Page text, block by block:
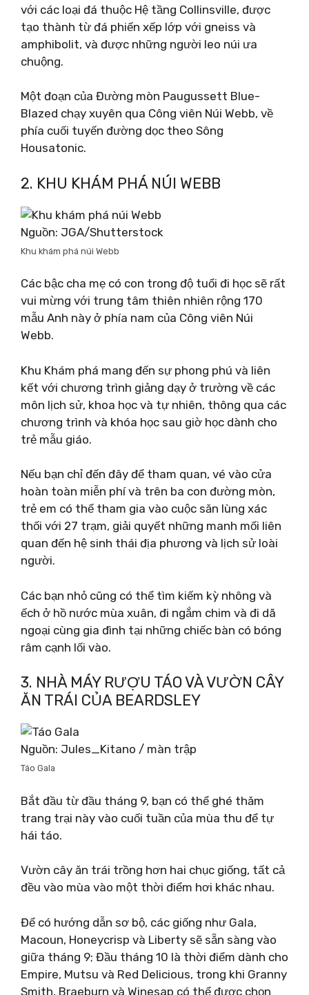
với các loại đá thuộc Hệ tầng Collinsville, được
tạo thành từ đá phiến xếp lớp với gneiss và
amphibolit, và được những người leo núi ưa
chuộng.
Một đoạn của Đường mòn Paugussett Blue-
Blazed chạy xuyên qua Công viên Núi Webb, về
phía cuối tuyến đường dọc theo Sông
Housatonic.
2. KHU KHÁM PHÁ NÚI WEBB
Nguồn: JGA/Shutterstock
Khu khám phá núi Webb
Các bậc cha mẹ có con trong độ tuổi đi học sẽ rất
vui mừng với trung tâm thiên nhiên rộng 170
mẫu Anh này ở phía nam của Công viên Núi
Webb.
Khu Khám phá mang đến sự phong phú và liên
kết với chương trình giảng dạy ở trường về các
môn lịch sử, khoa học và tự nhiên, thông qua các
chương trình và khóa học sau giờ học dành cho
trẻ mẫu giáo.
Nếu bạn chỉ đến đây để tham quan, vé vào cửa
hoàn toàn miễn phí và trên ba con đường mòn,
trẻ em có thể tham gia vào cuộc săn lùng xác
thối với 27 trạm, giải quyết những manh mối liên
quan đến hệ sinh thái địa phương và lịch sử loài
người.
Các bạn nhỏ cũng có thể tìm kiếm kỳ nhông và
ếch ở hồ nước mùa xuân, đi ngắm chim và đi dã
ngoại cùng gia đình tại những chiếc bàn có bóng
râm cạnh lối vào.
3. NHÀ MÁY RƯỢU TÁO VÀ VƯỜN CÂY
ĂN TRÁI CỦA BEARDSLEY
Nguồn: Jules_Kitano / màn trập
Táo Gala
Bắt đầu từ đầu tháng 9, bạn có thể ghé thăm
trang trại này vào cuối tuần của mùa thu để tự
hái táo.
Vườn cây ăn trái trồng hơn hai chục giống, tất cả
đều vào mùa vào một thời điểm hơi khác nhau.
Để có hướng dẫn sơ bộ, các giống như Gala,
Macoun, Honeycrisp và Liberty sẽ sẵn sàng vào
giữa tháng 9; Đầu tháng 10 là thời điểm dành cho
Empire, Mutsu và Red Delicious, trong khi Granny
Smith, Braeburn và Winesap có thể được chọn